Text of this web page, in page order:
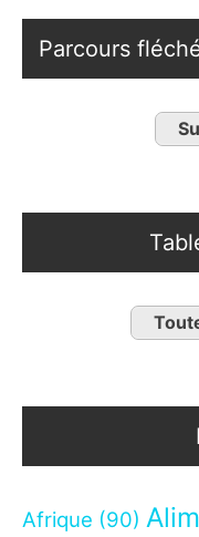
Parcours
Afrique (90)